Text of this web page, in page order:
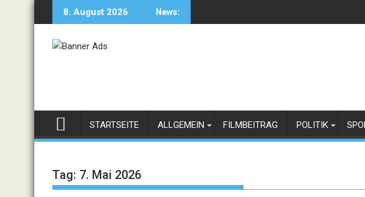
8. August 2026 News:
STARTSEITE ALLGEMEIN FILMBEITRAG POLITIK
Tag: 7. Mai 2026